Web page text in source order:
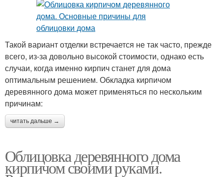
Такой вариант отделки встречается не так часто, прежде
всего, из-за довольно высокой стоимости, однако есть
случаи, когда именно кирпич станет для дома
оптимальным решением. Обкладка кирпичом
деревянного дома может применяться по нескольким
причинам:
читать дальше →
Облицовка деревянного дома
кирпичом своими руками.